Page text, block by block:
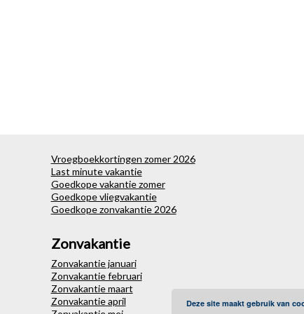
Vroegboekkortingen zomer 2026
Last minute vakantie
Goedkope vakantie zomer
Goedkope vliegvakantie
Goedkope zonvakantie 2026
Zonvakantie
Zonvakantie januari
Zonvakantie februari
Zonvakantie maart
Zonvakantie april
Deze site maakt gebruik van